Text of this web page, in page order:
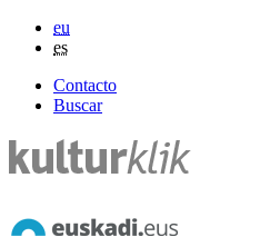
eu
es
Contacto
Buscar